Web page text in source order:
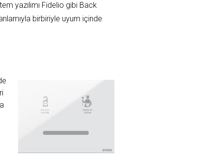
yazılımı Fidelio gibi Back
birbiriyle uyum içinde